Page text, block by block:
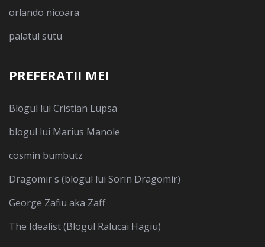
orlando nicoara
palatul sutu
PREFERATII MEI
Blogul lui Cristian Lupsa
blogul lui Marius Manole
cosmin bumbutz
Dragomir's (blogul lui Sorin Dragomir)
George Zafiu aka Zaff
The Idealist (Blogul Ralucai Hagiu)